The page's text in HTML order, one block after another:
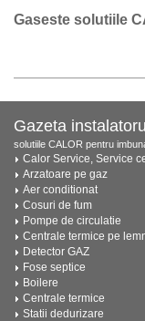
Gaseste solutiile
Gazeta
solutiile CALOR pentru
Calor Service, Service
Arzatoare pe gaz
Aer conditionat
Cosuri de fum
Pompe de circulatie
Centrale termice pe
Detector GAZ
Fose septice
Boilere
Centrale termice
Statii dedurizare